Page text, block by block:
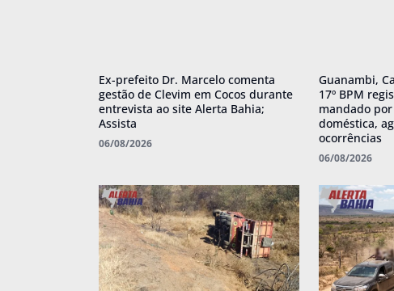
Ex-prefeito Dr. Marcelo comenta
gestão de Clevim em Cocos durante
entrevista ao site Alerta Bahia;
Assista
06/08/2026
Guanambi,
17º BPM
mandado
doméstica,
ocorrências
06/08/2026